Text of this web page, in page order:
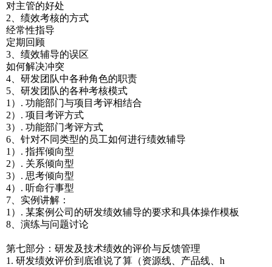
对主管的好处
2、绩效考核的方式
经常性指导
定期回顾
3、绩效辅导的误区
如何解决冲突
4、研发团队中各种角色的职责
5、研发团队的各种考核模式
1）. 功能部门与项目考评相结合
2）. 项目考评方式
3）. 功能部门考评方式
6、针对不同类型的员工如何进行绩效辅导
1）. 指挥倾向型
2）. 关系倾向型
3）. 思考倾向型
4）. 听命行事型
7、实例讲解：
1）. 某案例公司的研发绩效辅导的要求和具体操作模板
8、演练与问题讨论
第七部分：研发及技术绩效的评价与反馈管理
1. 研发绩效评价到底谁说了算（资源线、产品线、h